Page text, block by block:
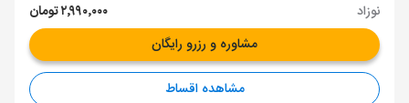
نوزاد
۲٬۹۹۰٬۰۰۰ تومان
مشاوره و رزرو رایگان
مشاهده اقساط